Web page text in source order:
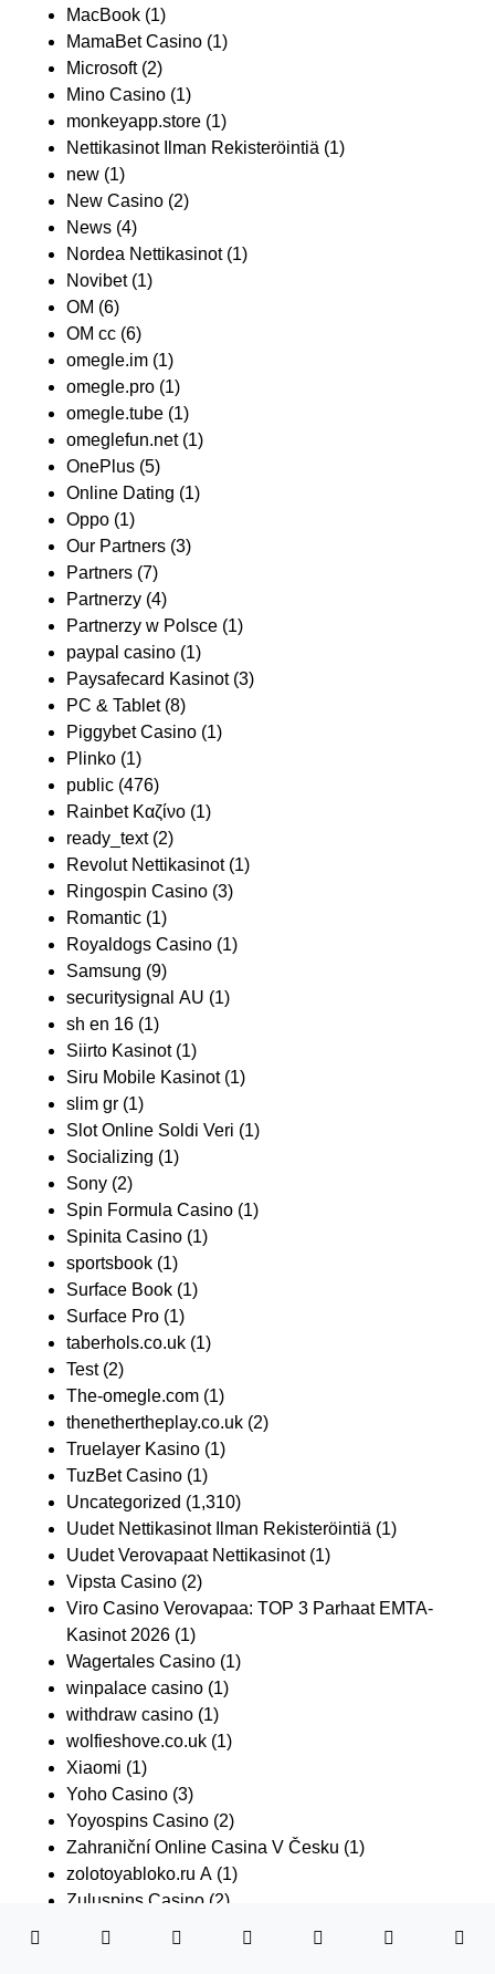
MacBook (1)
MamaBet Casino (1)
Microsoft(2)
Mino Casino (1)
monkeyapp.store (1)
Nettikasinot Ilman Rekisteröintiä (1)
new (1)
New Casino (2)
News (4)
Nordea Nettikasinot(1)
Novibet(1)
OM (6)
OM cc (6)
omegle.im (1)
omegle.pro (1)
omegle.tube (1)
omeglefun.net(1)
OnePlus (5)
Online Dating (1)
Oppo (1)
Our Partners (3)
Partners (7)
Partnerzy (4)
Partnerzy w Polsce (1)
paypal casino (1)
Paysafecard Kasinot(3)
PC & Tablet(8)
Piggybet Casino (1)
Plinko (1)
public (476)
Rainbet Καζίνο (1)
ready_text(2)
Revolut Nettikasinot(1)
Ringospin Casino (3)
Romantic (1)
Royaldogs Casino (1)
Samsung (9)
securitysignal AU (1)
sh en 16 (1)
Siirto Kasinot(1)
Siru Mobile Kasinot(1)
slim gr (1)
Slot Online Soldi Veri (1)
Socializing (1)
Sony (2)
Spin Formula Casino (1)
Spinita Casino (1)
sportsbook (1)
Surface Book (1)
Surface Pro (1)
taberhols.co.uk (1)
Test(2)
The-omegle.com (1)
thenethertheplay.co.uk (2)
Truelayer Kasino (1)
TuzBet Casino (1)
Uncategorized (1,310)
Uudet Nettikasinot Ilman Rekisteröintiä (1)
Uudet Verovapaat Nettikasinot(1)
Vipsta Casino (2)
Viro Casino Verovapaa: TOP 3 Parhaat EMTA-
Kasinot 2026 (1)
Wagertales Casino (1)
winpalace casino (1)
withdraw casino (1)
wolfieshove.co.uk (1)
Xiaomi (1)
Yoho Casino (3)
Yoyospins Casino (2)
Zahraniční Online Casina V Česku (1)
zolotoyabloko.ru A (1)
Zuluspins Casino (2)
Наші Партнери